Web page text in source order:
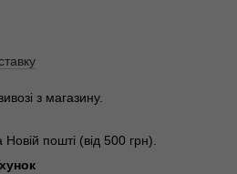
з магазину.
пошті (від 500 грн).